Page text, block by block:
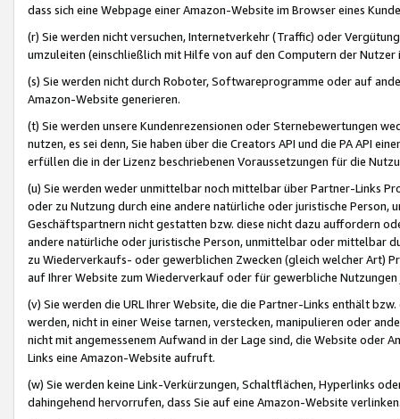
dass sich eine Webpage einer Amazon-Website im Browser eines
(r) Sie werden nicht versuchen, Internetverkehr (Traffic) oder
umzuleiten (einschließlich mit Hilfe von auf den Computern der
(s) Sie werden nicht durch Roboter, Softwareprogramme oder auf
Amazon-Website generieren.
(t) Sie werden unsere Kundenrezensionen oder Sternebewertungen
nutzen, es sei denn, Sie haben über die Creators API und die PA API
erfüllen die in der Lizenz beschriebenen Voraussetzungen für die
(u) Sie werden weder unmittelbar noch mittelbar über Partner-Links
oder zu Nutzung durch eine andere natürliche oder juristische
Geschäftspartnern nicht gestatten bzw. diese nicht dazu auffordern
andere natürliche oder juristische Person, unmittelbar oder mittelbar
zu Wiederverkaufs- oder gewerblichen Zwecken (gleich welcher Art)
auf Ihrer Website zum Wiederverkauf oder für gewerbliche
(v) Sie werden die URL Ihrer Website, die die Partner-Links enthält
werden, nicht in einer Weise tarnen, verstecken, manipulieren oder
nicht mit angemessenem Aufwand in der Lage sind, die Website oder
Links eine Amazon-Website aufruft.
(w) Sie werden keine Link-Verkürzungen, Schaltflächen, Hyperlinks
dahingehend hervorrufen, dass Sie auf eine Amazon-Website